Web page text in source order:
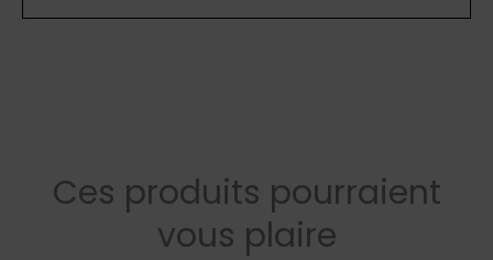
Ces produits pourraient
vous plaire